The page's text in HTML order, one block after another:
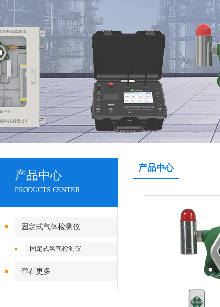
产品中心
PRODUCTS CENTER
固定式气体检测仪
固定式氢气检测仪
查看更多
产品中心